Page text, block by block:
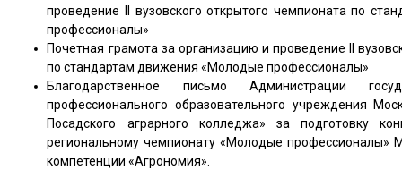
проведение II вузовского открытого чемпионата по
профессионалы»
Почетная грамота за организацию и проведение II
по стандартам движения «Молодые профессионалы»
Благодарственное письмо Администрации
профессионального образовательного учреждения
Посадского аграрного колледжа» за подготовку
региональному чемпионату «Молодые профессионалы»
компетенции «Агрономия».